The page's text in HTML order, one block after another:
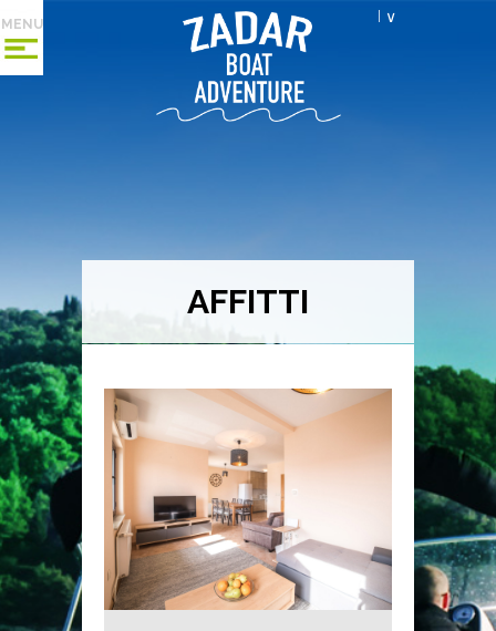
I ∨
MENU
AFFITTI